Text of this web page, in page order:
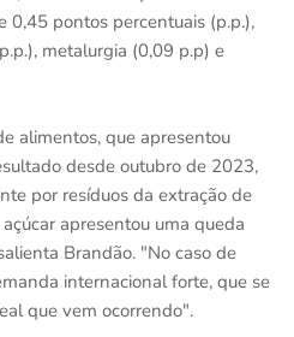
0,45 pontos percentuais (p.p.),
metalurgia (0,09 p.p) e
alimentos, que apresentou
desde outubro de 2023,
por resíduos da extração de
apresentou uma queda
Brandão. "No caso de
internacional forte, que se
que vem ocorrendo".